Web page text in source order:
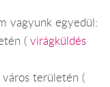
vagyunk egyedül:
( virágküldés
területén (